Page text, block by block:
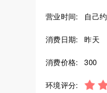
营业时间: 自己约
消费日期: 昨天
消费价格: 300
环境评分: